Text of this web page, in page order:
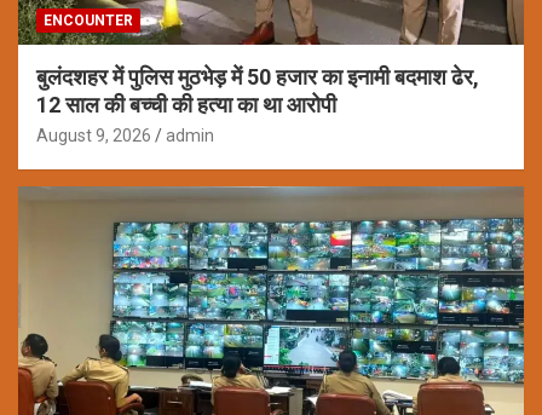
ENCOUNTER
बुलंदशहर में पुलिस मुठभेड़ में 50 हजार का इनामी बदमाश ढेर,
12 साल की बच्ची की हत्या का था आरोपी
August 9, 2026 admin